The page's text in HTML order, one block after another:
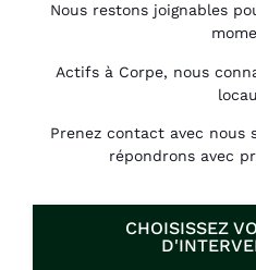
Nous restons joignables
Actifs à Corpe, nous
Prenez contact avec nous
répondrons avec
CHOISISSEZ